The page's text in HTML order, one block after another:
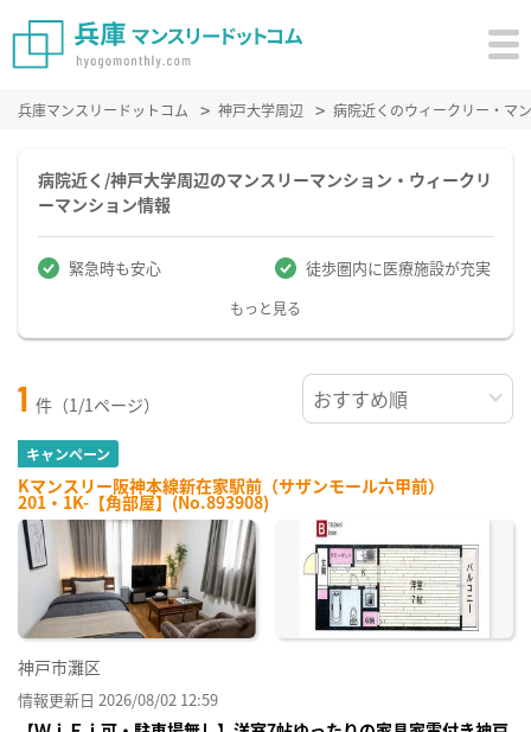
兵庫マンスリードットコム 神戸大学周辺 病院近くのウィークリー・マ
病院近く/神戸大学周辺のマンスリーマンション・ウィークリ
ーマンション情報
緊急時も安心 徒歩圏内に医療施設が充実
もっと見る
1 件（1/1ページ）
キャンペーン
Kマンスリー阪神本線新在家駅前（サザンモール六甲前）
201・1K-【角部屋】(No.893908)
神戸市灘区
情報更新日 2026/08/02 12:59